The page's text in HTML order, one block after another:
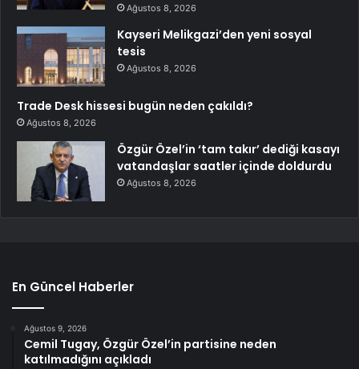
Ağustos 8, 2026
Kayseri Melikgazi’den yeni sosyal
tesis
Ağustos 8, 2026
Trade Desk hissesi bugün neden çakıldı?
Ağustos 8, 2026
Özgür Özel’in ‘tam takır’ dediği kasayı
vatandaşlar saatler içinde doldurdu
Ağustos 8, 2026
En Güncel Haberler
Ağustos 9, 2026
Cemil Tugay, Özgür Özel’in partisine neden
katılmadığını açıkladı